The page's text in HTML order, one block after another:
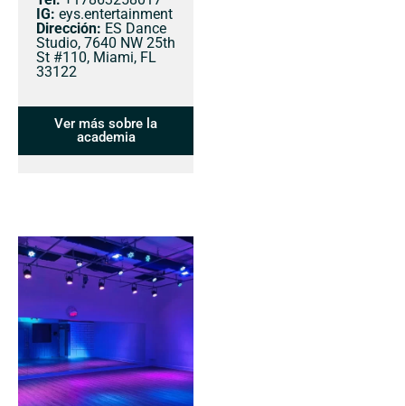
IG: eys.entertainment
Dirección: ES Dance
Studio, 7640 NW 25th
St #110, Miami, FL
33122
Ver más sobre la
academia